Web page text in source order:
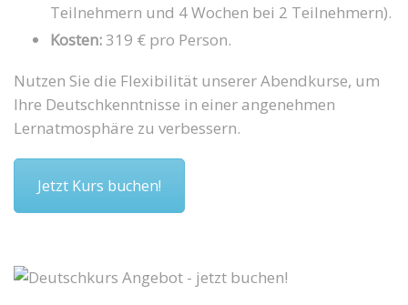
Teilnehmern und 4 Wochen bei 2 Teilnehmern).
Kosten:319 € pro Person.
Nutzen Sie die Flexibilität unserer Abendkurse, um
Ihre Deutschkenntnisse in einer angenehmen
Lernatmosphäre zu verbessern.
Jetzt Kurs buchen!